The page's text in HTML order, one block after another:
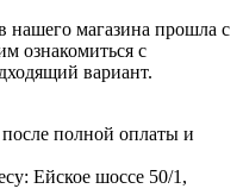
нашего магазина прошла с
ознакомиться с
вариант.
после полной оплаты и
Ейское шоссе 50/1,